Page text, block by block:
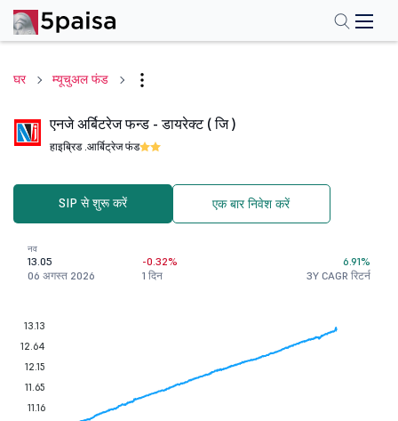
घर म्यूचुअल फंड
एनजे अर्बिटरेज फन्ड - डायरेक्ट ( जि )
हाइब्रिड .आर्बिट्रेज फंड
SIP से शुरू करें एक बार निवेश करें
नव
13.05
06 अगस्त 2026
-0.32%
1 दिन
6.91%
3Y CAGR रिटर्न
13.13
12.64
12.15
11.65
11.16